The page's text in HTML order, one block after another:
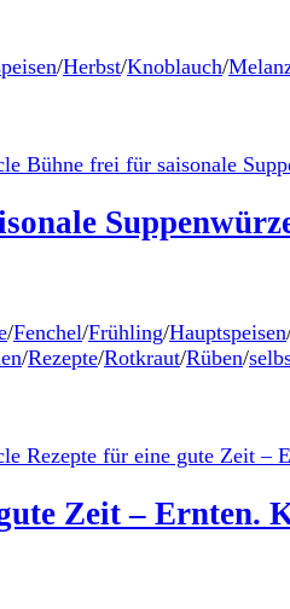
/Herbst/Knoblauch/
/Fenchel/Frühling/Hauptspeisen
/Rezepte/Rotkraut/Rüben/
Zeit – Ernten.